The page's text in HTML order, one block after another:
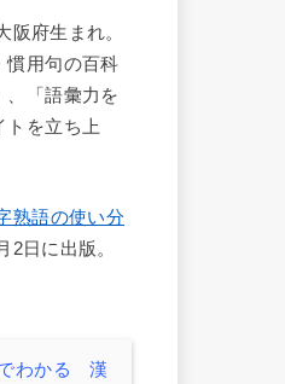
阪府生まれ。
慣用句の百科
、「語彙力を
トを立ち上
熟語の使い分
2日に出版。
わかる 漢